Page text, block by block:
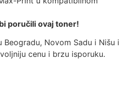
poručili ovaj toner!
Novom Sadu i Nišu i
cenu i brzu isporuku.